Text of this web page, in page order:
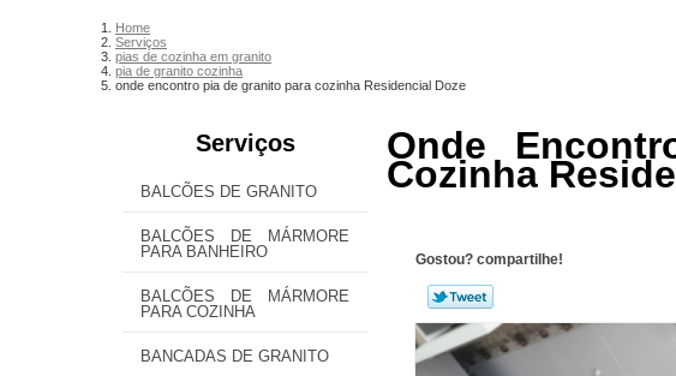
Home
Serviços
pias de cozinha em granito
pia de granito cozinha
onde encontro pia de granito para cozinha Residencial Doze
Serviços
BALCÕES DE GRANITO
BALCÕES DE MÁRMORE
PARA BANHEIRO
BALCÕES DE MÁRMORE
PARA COZINHA
BANCADAS DE GRANITO
Onde
Cozinha
Gostou? compartilhe!